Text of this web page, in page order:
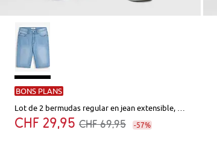
BONS PLANS
Lot de 2 bermudas regular en jean extensible, entrejambe renforcé
CHF 29,95 CHF 69,95 -57%